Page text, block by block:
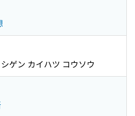
ゲン カイハツ コウソウ